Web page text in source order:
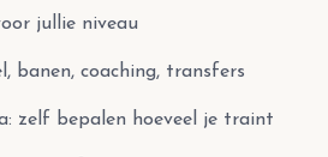
jullie niveau
banen, coaching, transfers
zelf bepalen hoeveel je traint